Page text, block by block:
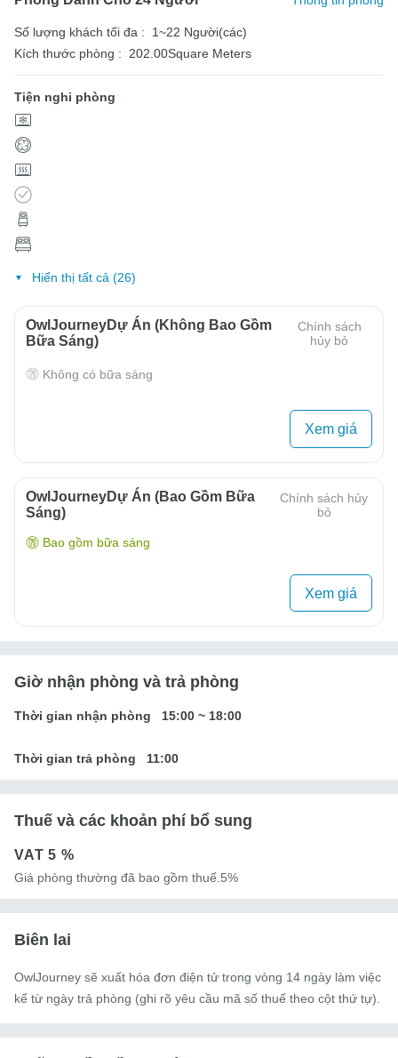
Số lượng khách tối đa :
1~22 Người(các)
Kích thước phòng : 202.00Square Meters
Tiện nghi phòng
Hiển thị tất cả (26)
OwlJourneyDự Án (Không Bao Gồm
Bữa Sáng)
Chính sách
hủy bỏ
Không có bữa sáng
Xem giá
OwlJourneyDự Án (Bao Gồm Bữa
Sáng)
Chính sách hủy
bỏ
Bao gồm bữa sáng
Xem giá
Giờ nhận phòng và trả phòng
Thời gian nhận phòng 15:00 ~ 18:00
Thời gian trả phòng 11:00
Thuế và các khoản phí bổ sung
VAT5 %
Giá phòng thường đã bao gồm thuế.5%
Biên lai
OwlJourney sẽ xuất hóa đơn điện tử trong vòng 14 ngày làm việc
kể từ ngày trả phòng (ghi rõ yêu cầu mã số thuế theo cột thứ tự).